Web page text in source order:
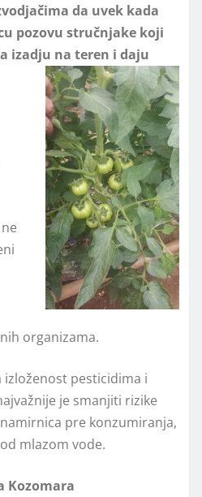
da uvek kada
pozovu stručnjake koji
izadju na teren i daju
organizama.
izloženost pesticidima i
je smanjiti rizike
pre konzumiranja,
mlazom vode.
Kozomara